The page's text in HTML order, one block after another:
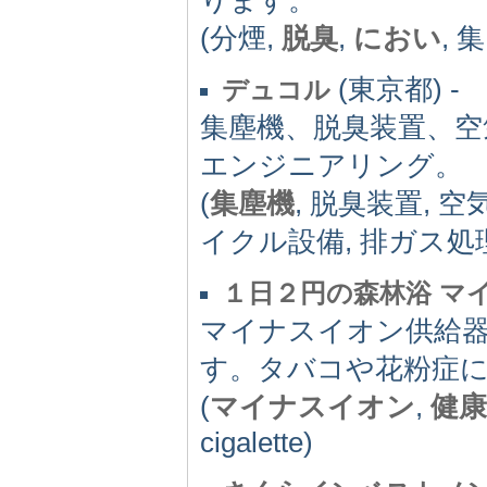
(分煙, 脱臭, におい,
デュコル (東京都) -
集塵機、脱臭装置、
エンジニアリング。
(集塵機, 脱臭装置, 空
イクル設備, 排ガス
１日２円の森林浴 マ
マイナスイオン供給
す。タバコや花粉症
(マイナスイオン, 健康
cigalette)